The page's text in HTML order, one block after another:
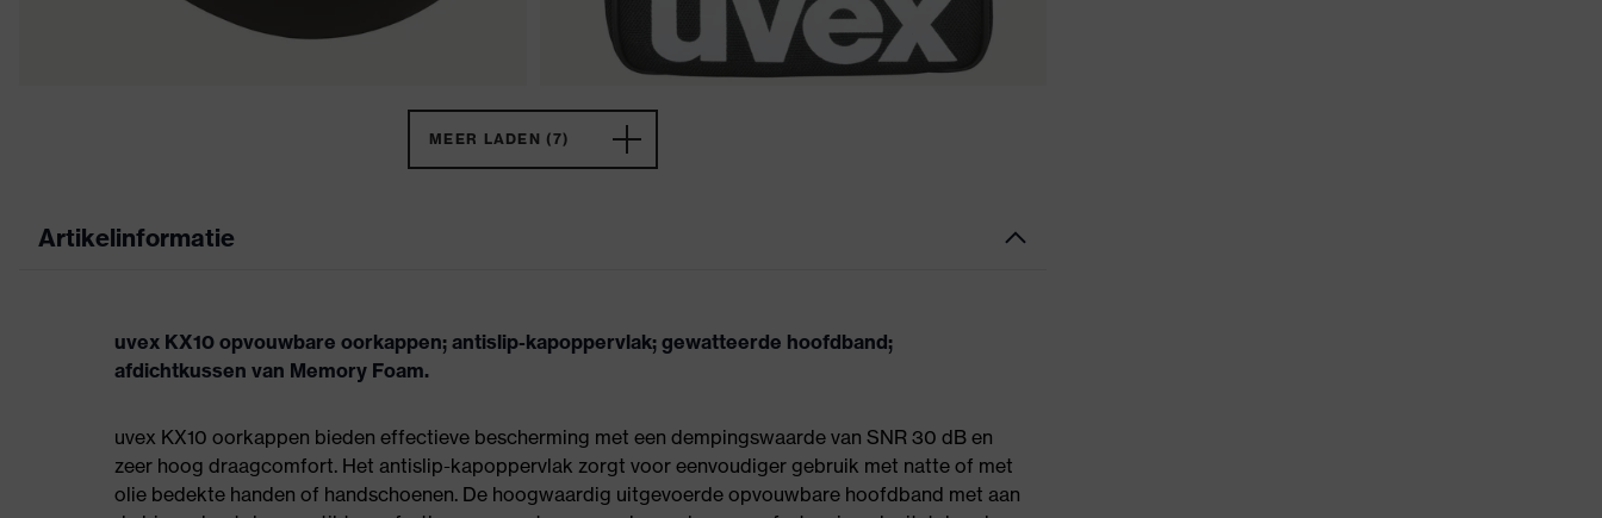
MEER LADEN (7)
Artikelinformatie
uvex KX10 opvouwbare oorkappen; antislip-kapoppervlak; gewatteerde hoofdband;
afdichtkussen van Memory Foam.
uvex KX10 oorkappen bieden effectieve bescherming met een dempingswaarde van SNR 30 dB en
zeer hoog draagcomfort. Het antislip-kapoppervlak zorgt voor eenvoudiger gebruik met natte of met
olie bedekte handen of handschoenen. De hoogwaardig uitgevoerde opvouwbare hoofdband met aan